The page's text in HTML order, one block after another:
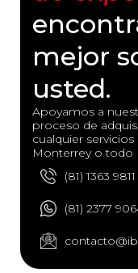
mejor
usted.
Apoyamos a
proceso de
cualquier
Monterrey o todo
(81) 1363 9811
(81) 2377